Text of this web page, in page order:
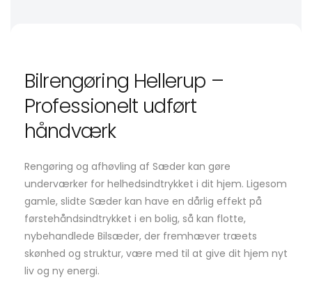
Bilrengøring Hellerup –
Professionelt udført
håndværk
Rengøring og afhøvling af Sæder kan gøre
underværker for helhedsindtrykket i dit hjem. Ligesom
gamle, slidte Sæder kan have en dårlig effekt på
førstehåndsindtrykket i en bolig, så kan flotte,
nybehandlede Bilsæder, der fremhæver træets
skønhed og struktur, være med til at give dit hjem nyt
liv og ny energi.